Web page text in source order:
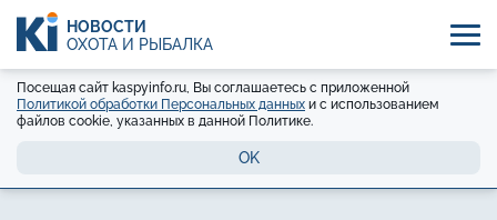
НОВОСТИ
ОХОТА И РЫБАЛКА
Посещая сайт kaspyinfo.ru, Вы соглашаетесь с приложенной
Политикой обработки Персональных данных и с использованием
файлов cookie, указанных в данной Политике.
OK